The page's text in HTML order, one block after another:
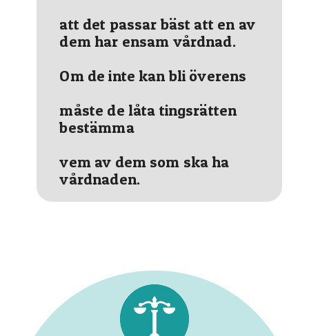
att det passar bäst att en av
dem har ensam vårdnad.
Om de inte kan bli överens
måste de låta tingsrätten
bestämma
vem av dem som ska ha
vårdnaden.